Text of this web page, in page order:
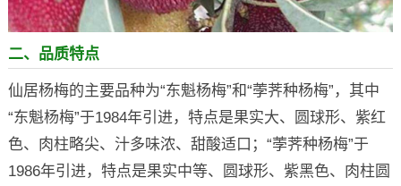
二、品质特点
仙居杨梅的主要品种为“东魁杨梅”和“荸荠种杨梅”，其中
“东魁杨梅”于1984年引进，特点是果实大、圆球形、紫红
色、肉柱略尖、汁多味浓、甜酸适口；“荸荠种杨梅”于
1986年引进，特点是果实中等、圆球形、紫黑色、肉柱圆